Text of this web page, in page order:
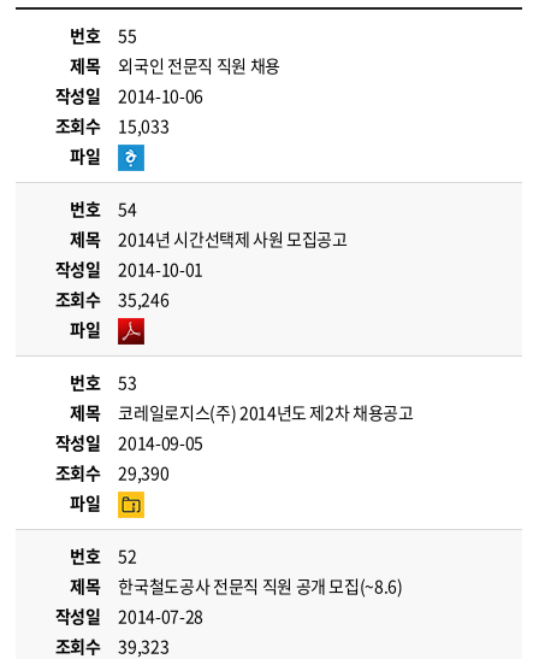
번호
55
제목
외국인 전문직 직원 채용
작성일
2014-10-06
조회수
15,033
파일
번호
54
제목
2014년 시간선택제 사원 모집공고
작성일
2014-10-01
조회수
35,246
파일
번호
53
제목
코레일로지스(주) 2014년도 제2차 채용공고
작성일
2014-09-05
조회수
29,390
파일
번호
52
제목
한국철도공사 전문직 직원 공개 모집(~8.6)
작성일
2014-07-28
조회수
39,323